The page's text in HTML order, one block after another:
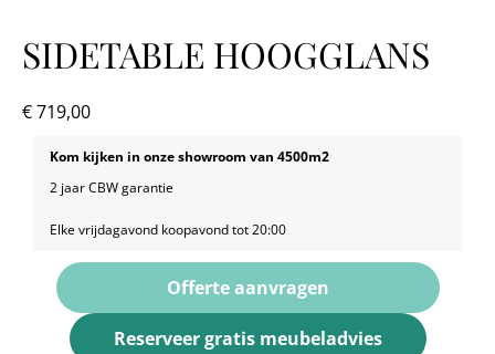
SIDETABLE HOOGGLANS
€719,00
Kom kijken in onze showroom van 4500m2
2 jaar CBW garantie
Elke vrijdagavond koopavond tot 20:00
Offerte aanvragen
Reserveer gratis meubeladvies